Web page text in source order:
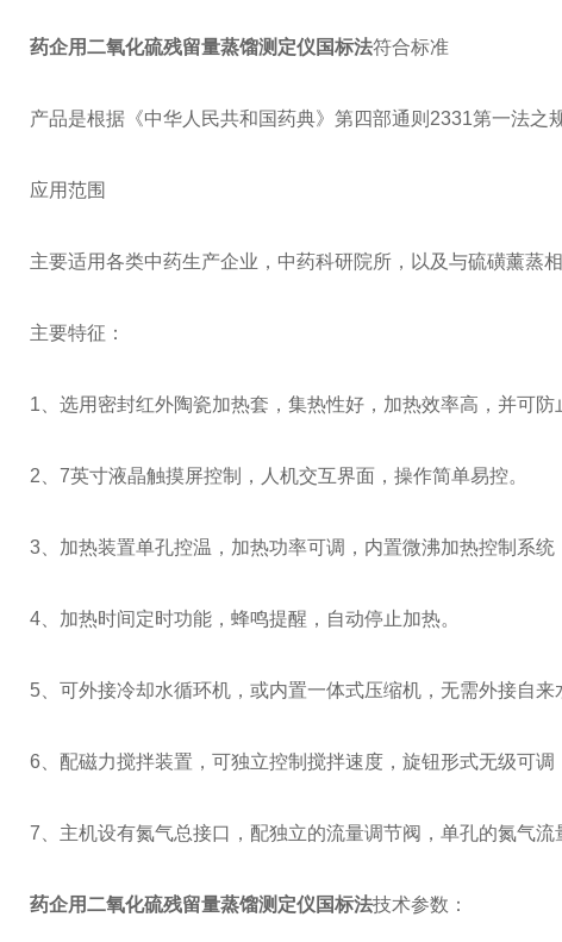
药企用二氧化硫残留量蒸馏测定仪国标法符合标准
产品是根据《中华人民共和国药典》第四部通则2331第一法之
应用范围
主要适用各类中药生产企业，中药科研院所，以及与硫磺薰蒸
主要特征：
1、选用密封红外陶瓷加热套，集热性好，加热效率高，并可防
2、7英寸液晶触摸屏控制，人机交互界面，操作简单易控。
3、加热装置单孔控温，加热功率可调，内置微沸加热控制系
4、加热时间定时功能，蜂鸣提醒，自动停止加热。
5、可外接冷却水循环机，或内置一体式压缩机，无需外接自来
6、配磁力搅拌装置，可独立控制搅拌速度，旋钮形式无级可调
7、主机设有氮气总接口，配独立的流量调节阀，单孔的氮气
药企用二氧化硫残留量蒸馏测定仪国标法技术参数：